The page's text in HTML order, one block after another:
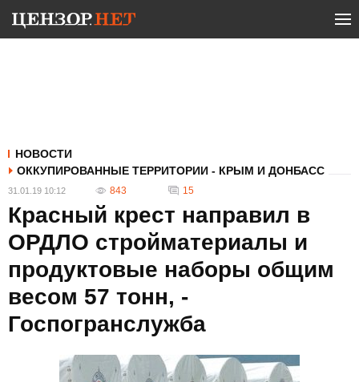
НОВОСТИ
ОККУПИРОВАННЫЕ ТЕРРИТОРИИ - КРЫМ И ДОНБАСС
31.01.19 10:12 843 15
Красный крест направил в
ОРДЛО стройматериалы и
продуктовые наборы общим
весом 57 тонн, -
Госпогранслужба